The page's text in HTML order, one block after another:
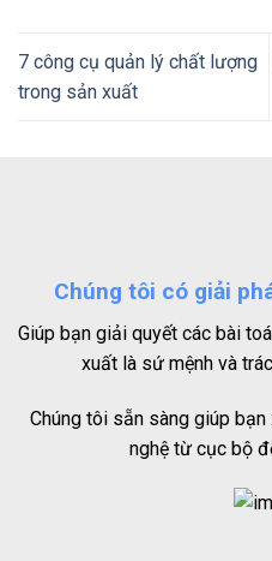
7 công cụ quản lý chất lượng
trong sản xuất
Chúng tôi có giải
Giúp bạn giải quyết các bài
xuất là sứ mệnh và
Chúng tôi sẵn sàng giúp
nghệ từ cục bộ